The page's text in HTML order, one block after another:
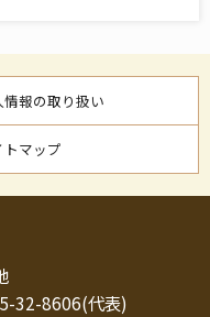
情報の取り扱い
トマップ
32-8606(代表)